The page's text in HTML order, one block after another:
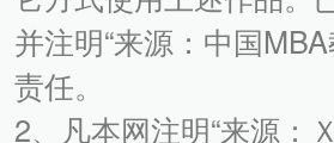
并注明“来源：中国
责任。
2、凡本网注明“来源：